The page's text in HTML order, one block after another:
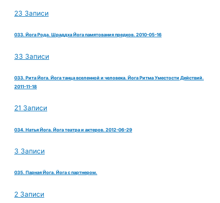
23 Записи
033. Йога Рода. Шраддха Йога памятования предков. 2010-05-16
33 Записи
033. Рита Йога. Йога танца вселенной и человека. Йога Ритма Уместости Действий.
2011-11-18
21 Записи
034. Натья Йога. Йога театра и актеров. 2012-06-29
3 Записи
035. Парная Йога. Йога с партнером.
2 Записи